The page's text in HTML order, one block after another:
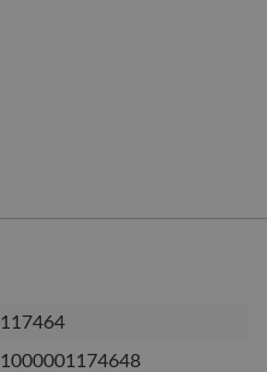
117464
1000001174648